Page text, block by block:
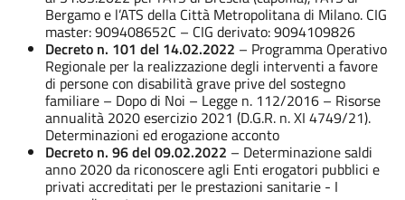
Bergamo e l’ATS della Città Metropolitana di Milano. CIG
master: 909408652C – CIG derivato: 9094109826
Decreto n. 101 del 14.02.2022 – Programma Operativo
Regionale per la realizzazione degli interventi a favore
di persone con disabilità grave prive del sostegno
familiare – Dopo di Noi – Legge n. 112/2016 – Risorse
annualità 2020 esercizio 2021 (D.G.R. n. XI 4749/21).
Determinazioni ed erogazione acconto
Decreto n. 96 del 09.02.2022 – Determinazione saldi
anno 2020 da riconoscere agli Enti erogatori pubblici e
privati accreditati per le prestazioni sanitarie - I